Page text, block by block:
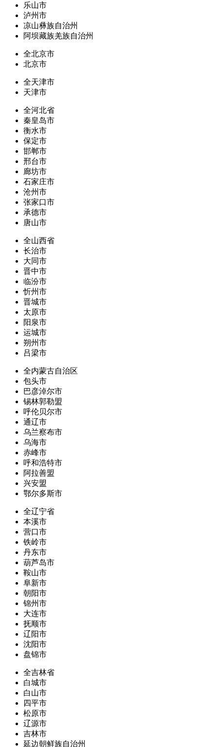
乐山市
泸州市
凉山彝族自治州
阿坝藏族羌族自治州
全北京市
北京市
全天津市
天津市
全河北省
秦皇岛市
衡水市
保定市
邯郸市
邢台市
廊坊市
石家庄市
沧州市
张家口市
承德市
唐山市
全山西省
长治市
大同市
晋中市
临汾市
忻州市
晋城市
太原市
阳泉市
运城市
朔州市
吕梁市
全内蒙古自治区
包头市
巴彦淖尔市
锡林郭勒盟
呼伦贝尔市
通辽市
乌兰察布市
乌海市
赤峰市
呼和浩特市
阿拉善盟
兴安盟
鄂尔多斯市
全辽宁省
本溪市
营口市
铁岭市
丹东市
葫芦岛市
鞍山市
阜新市
朝阳市
锦州市
大连市
抚顺市
辽阳市
沈阳市
盘锦市
全吉林省
白城市
白山市
四平市
松原市
辽源市
吉林市
延边朝鲜族自治州